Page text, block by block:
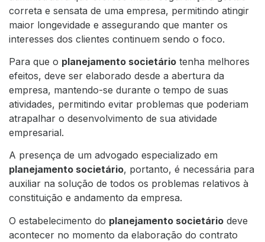
correta e sensata de uma empresa, permitindo atingir
maior longevidade e assegurando que manter os
interesses dos clientes continuem sendo o foco.
Para que o planejamento societário tenha melhores
efeitos, deve ser elaborado desde a abertura da
empresa, mantendo-se durante o tempo de suas
atividades, permitindo evitar problemas que poderiam
atrapalhar o desenvolvimento de sua atividade
empresarial.
A presença de um advogado especializado em
planejamento societário, portanto, é necessária para
auxiliar na solução de todos os problemas relativos à
constituição e andamento da empresa.
O estabelecimento do planejamento societário deve
acontecer no momento da elaboração do contrato